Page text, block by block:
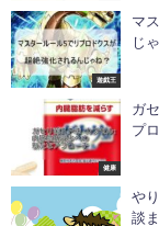
遊戯王
マ
じ
健康
ガ
プ
や
談